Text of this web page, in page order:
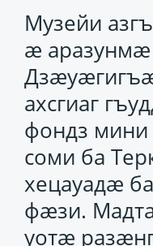
Музейи
ӕ аразунмӕ
ахсгиаг
фондз
соми ба
хецауадӕ
фӕзи.
уотӕ